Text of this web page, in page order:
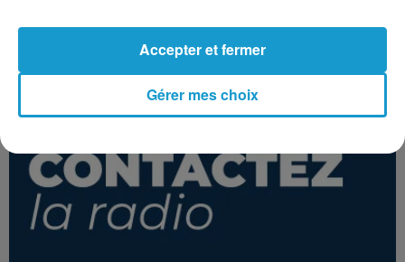
Gérer mes choix
Accepter et fermer